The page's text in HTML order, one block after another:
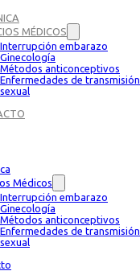
MÉDICOS
Interrupción embarazo
Ginecología
Métodos anticonceptivos
Enfermedades de transmisión
sexual
Médicos
Interrupción embarazo
Ginecología
Métodos anticonceptivos
Enfermedades de transmisión
sexual